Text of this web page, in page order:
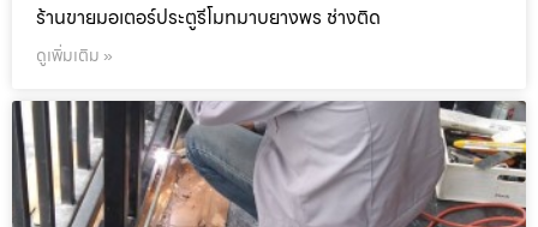
ร้านขายมอเตอร์ประตูรีโมทมาบยางพร ช่างติด
ดูเพิ่มเติม »